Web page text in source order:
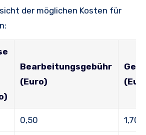
der möglichen Kosten für
Bearbeitungsgebühr
(Euro)
0,50 1,70